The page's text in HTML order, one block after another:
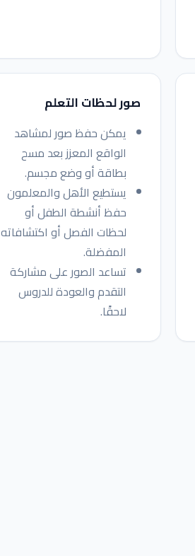
صور لحظات التعلم
يمكن حفظ صور لمشاهد
الواقع المعزز بعد مسح
بطاقة أو وضع مجسم.
يستطيع الأهل والمعلمون
حفظ أنشطة الطفل أو
لحظات الفصل أو اكتشافاته
المفضلة.
تساعد الصور على مشاركة
التقدم والعودة للدروس
لاحقًا.